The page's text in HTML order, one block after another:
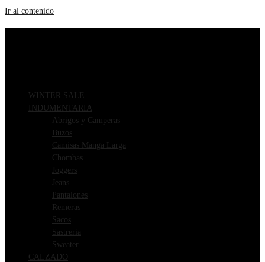
Ir al contenido
WINTER SALE
INDUMENTARIA
Abrigos y Camperas
Buzos
Camisas Manga Larga
Chombas
Joggers
Jeans
Pantalones
Remeras
Sacos
Sastrería
Sweater
CALZADO